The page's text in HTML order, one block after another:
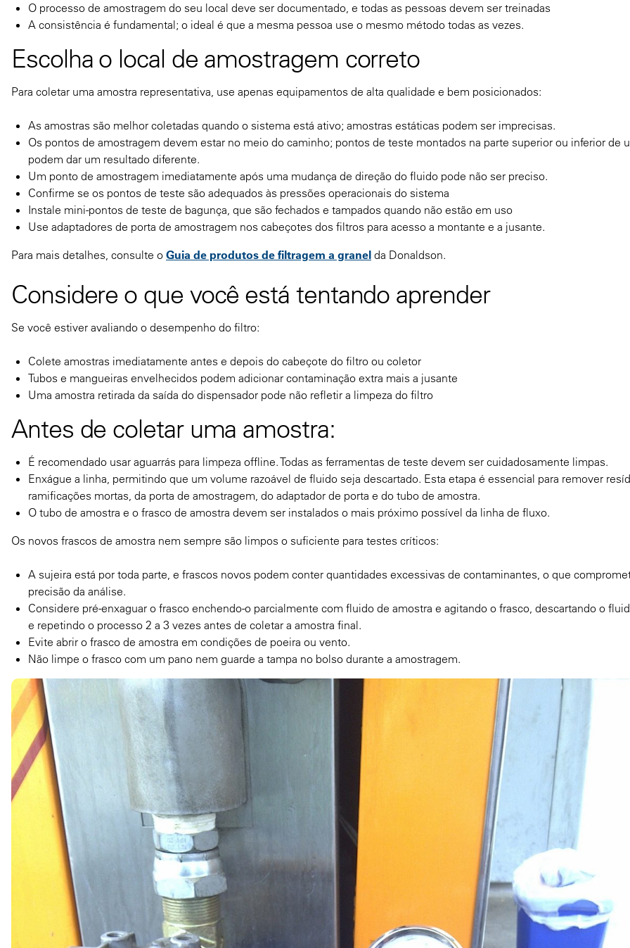
O processo de amostragem do seu local deve ser documentado, e todas as pessoas devem ser treinadas
A consistência é fundamental; o ideal é que a mesma pessoa use o mesmo método todas as vezes.
Escolha o local de amostragem correto
Para coletar uma amostra representativa, use apenas equipamentos de alta qualidade e bem posicionados:
As amostras são melhor coletadas quando o sistema está ativo; amostras estáticas podem ser imprecisas.
Os pontos de amostragem devem estar no meio do caminho; pontos de teste montados na parte superior ou inferior de
podem dar um resultado diferente.
Um ponto de amostragem imediatamente após uma mudança de direção do fluido pode não ser preciso.
Confirme se os pontos de teste são adequados às pressões operacionais do sistema
Instale mini-pontos de teste de bagunça, que são fechados e tampados quando não estão em uso
Use adaptadores de porta de amostragem nos cabeçotes dos filtros para acesso a montante e a jusante.
Para mais detalhes, consulte o Guia de produtos de filtragem a granel da Donaldson.
Considere o que você está tentando aprender
Se você estiver avaliando o desempenho do filtro:
Colete amostras imediatamente antes e depois do cabeçote do filtro ou coletor
Tubos e mangueiras envelhecidos podem adicionar contaminação extra mais a jusante
Uma amostra retirada da saída do dispensador pode não refletir a limpeza do filtro
Antes de coletar uma amostra:
É recomendado usar aguarrás para limpeza offline. Todas as ferramentas de teste devem ser cuidadosamente limpas.
Enxágue a linha, permitindo que um volume razoável de fluido seja descartado. Esta etapa é essencial para remover
ramificações mortas, da porta de amostragem, do adaptador de porta e do tubo de amostra.
O tubo de amostra e o frasco de amostra devem ser instalados o mais próximo possível da linha de fluxo.
Os novos frascos de amostra nem sempre são limpos o suficiente para testes críticos:
A sujeira está por toda parte, e frascos novos podem conter quantidades excessivas de contaminantes, o que
precisão da análise.
Considere pré-enxaguar o frasco enchendo-o parcialmente com fluido de amostra e agitando o frasco, descartando o
e repetindo o processo 2 a 3 vezes antes de coletar a amostra final.
Evite abrir o frasco de amostra em condições de poeira ou vento.
Não limpe o frasco com um pano nem guarde a tampa no bolso durante a amostragem.